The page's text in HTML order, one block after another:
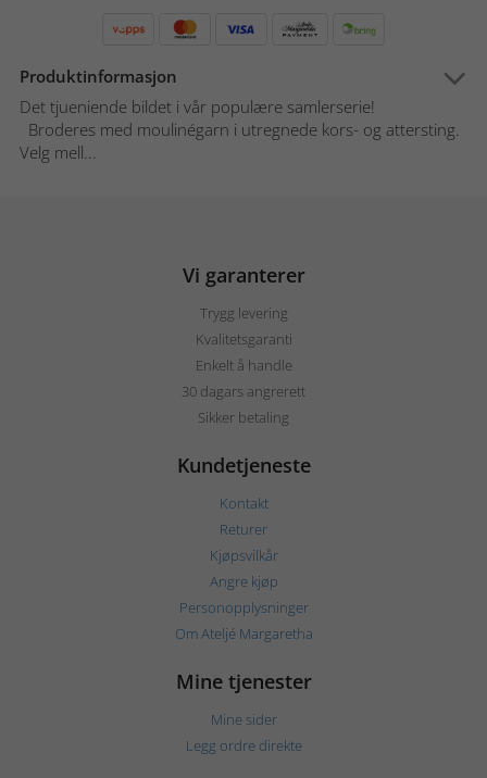
Produktinformasjon
Det tjueniende bildet i vår populære samlerserie!
Broderes med moulinégarn i utregnede kors- og attersting.
Velg mell...
Vi garanterer
Trygg levering
Kvalitetsgaranti
Enkelt å handle
30 dagars angrerett
Sikker betaling
Kundetjeneste
Kontakt
Returer
Kjøpsvilkår
Angre kjøp
Personopplysninger
Om Ateljé Margaretha
Mine tjenester
Mine sider
Legg ordre direkte